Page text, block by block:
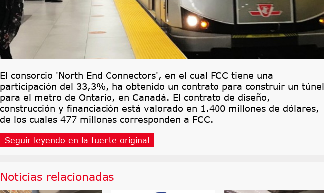
El consorcio 'North End Connectors', en el cual FCC tiene una
participación del 33,3%, ha obtenido un contrato para construir un túnel
para el metro de Ontario, en Canadá. El contrato de diseño,
construcción y financiación está valorado en 1.400 millones de dólares,
de los cuales 477 millones corresponden a FCC.
Seguir leyendo en la fuente original
Noticias relacionadas